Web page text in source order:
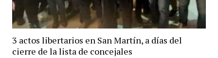
3 actos libertarios en San Martín, a días del
cierre de la lista de concejales